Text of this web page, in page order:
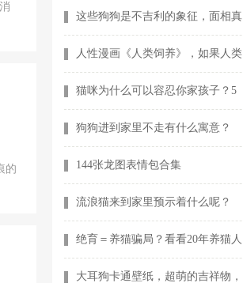
的
这些狗狗是不吉利的象征，面相真
人性漫画《人类饲养》，如果人类
猫咪为什么可以容忍你家孩子？5
狗狗进到家里不走有什么寓意？
144张龙图表情包合集
流浪猫来到家里预示着什么呢？
绝育＝养猫骗局？看看20年养猫人
大耳狗卡通壁纸，超萌的吉祥物，